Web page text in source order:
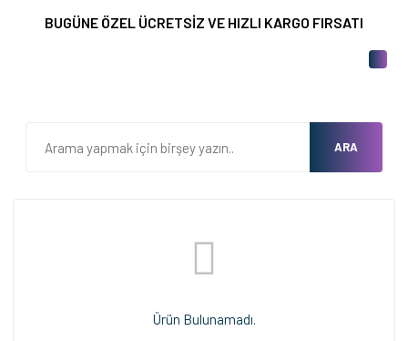
BUGÜNE ÖZEL ÜCRETSİZ VE HIZLI KARGO FIRSATI
ARA
Ürün Bulunamadı.